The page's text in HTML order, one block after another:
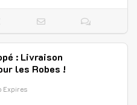
: Livraison
les Robes !
Expires